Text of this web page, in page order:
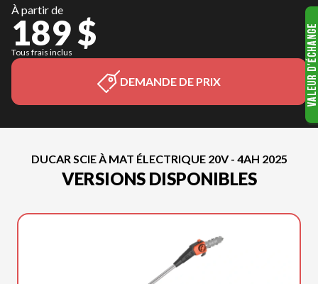
À partir de
189 $
Tous frais inclus
DEMANDE DE PRIX
DUCAR SCIE À MAT ÉLECTRIQUE 20V - 4AH 2025
VERSIONS DISPONIBLES